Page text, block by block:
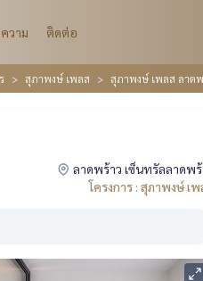
วาม ติดต่อ
สุภาพงษ์ เพลส สุภาพงษ์ เพลส ลาด
ลาดพร้าว เซ็นทรัลลาดพร้
โครงการ : สุภาพงษ์ เ